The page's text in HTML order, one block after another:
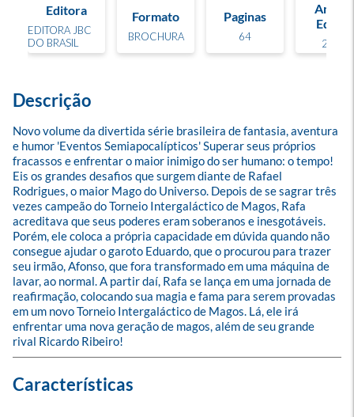
Editora
EDITORA JBC
DO BRASIL
Formato
BROCHURA
Paginas
64
Ano de
Edição
2026
Descrição
Novo volume da divertida série brasileira de fantasia, aventura
e humor 'Eventos Semiapocalípticos' Superar seus próprios
fracassos e enfrentar o maior inimigo do ser humano: o tempo!
Eis os grandes desafios que surgem diante de Rafael
Rodrigues, o maior Mago do Universo. Depois de se sagrar três
vezes campeão do Torneio Intergaláctico de Magos, Rafa
acreditava que seus poderes eram soberanos e inesgotáveis.
Porém, ele coloca a própria capacidade em dúvida quando não
consegue ajudar o garoto Eduardo, que o procurou para trazer
seu irmão, Afonso, que fora transformado em uma máquina de
lavar, ao normal. A partir daí, Rafa se lança em uma jornada de
reafirmação, colocando sua magia e fama para serem provadas
em um novo Torneio Intergaláctico de Magos. Lá, ele irá
enfrentar uma nova geração de magos, além de seu grande
rival Ricardo Ribeiro!